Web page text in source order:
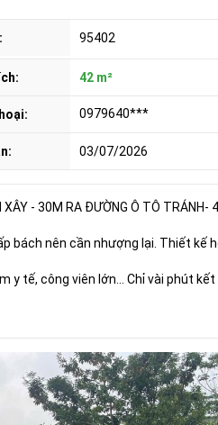
95402
42 m²
0979640***
03/07/2026
XÂY - 30M RA ĐƯỜNG Ô TÔ TRÁNH-
bách nên cần nhượng lại. Thiết kế
y tế, công viên lớn... Chỉ vài phút kết